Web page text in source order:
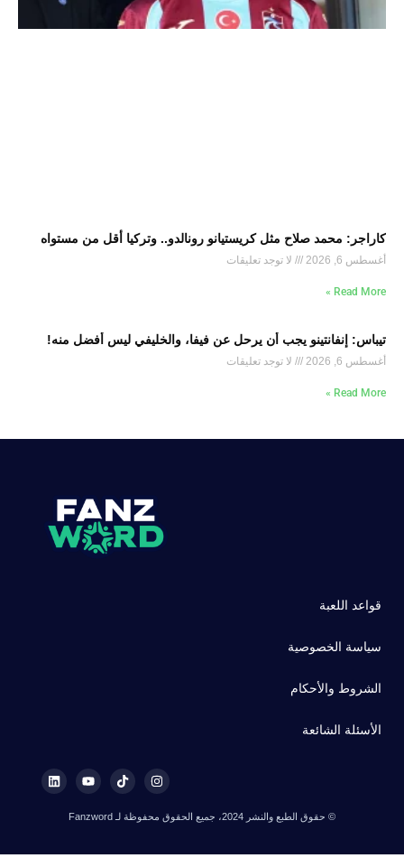
كاراجر: محمد صلاح مثل كريستيانو رونالدو.. وتركيا أقل من مستواه
أغسطس 6, 2026 لا توجد تعليقات
Read More »
تيباس: إنفانتينو يجب أن يرحل عن فيفا، والخليفي ليس أفضل منه!
أغسطس 6, 2026 لا توجد تعليقات
Read More »
قواعد اللعبة
سياسة الخصوصية
الشروط والأحكام
الأسئلة الشائعة
© حقوق الطبع والنشر 2024، جميع الحقوق محفوظة لـ Fanzword